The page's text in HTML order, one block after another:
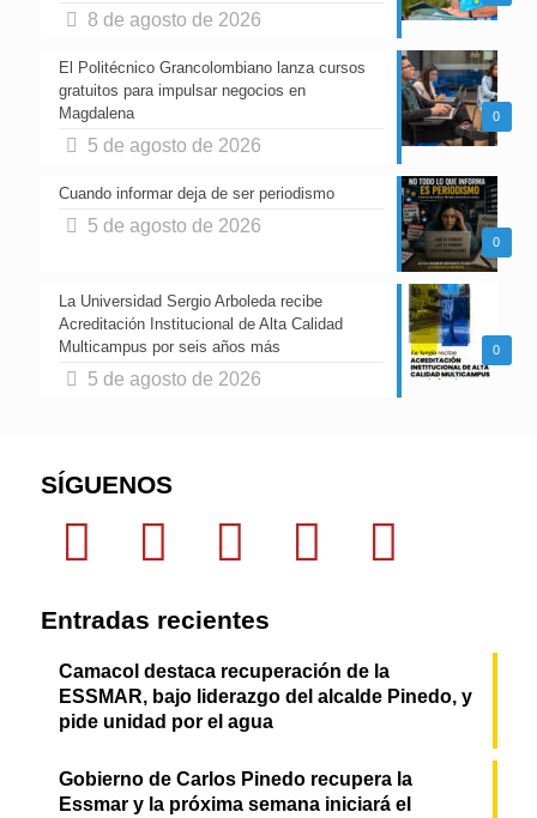
8 de agosto de 2026
0
El Politécnico Grancolombiano lanza cursos
gratuitos para impulsar negocios en
Magdalena
5 de agosto de 2026
0
Cuando informar deja de ser periodismo
5 de agosto de 2026
0
La Universidad Sergio Arboleda recibe
Acreditación Institucional de Alta Calidad
Multicampus por seis años más
5 de agosto de 2026
SÍGUENOS
Entradas recientes
Camacol destaca recuperación de la
ESSMAR, bajo liderazgo del alcalde Pinedo, y
pide unidad por el agua
Gobierno de Carlos Pinedo recupera la
Essmar y la próxima semana iniciará el